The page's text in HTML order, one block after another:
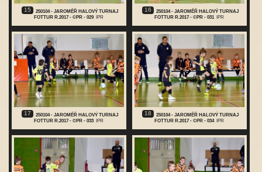
15
250104 - JAROMĚŘ HALOVÝ TURNAJ
FOTTUR R.2017 - ©PR - 029 IPR
16
250104 - JAROMĚŘ HALOVÝ TURNAJ
FOTTUR R.2017 - ©PR - 031 IPR
17
250104 - JAROMĚŘ HALOVÝ TURNAJ
FOTTUR R.2017 - ©PR - 033
IPR
18
250104 - JAROMĚŘ HALOVÝ TURNAJ
FOTTUR R.2017 - ©PR - 034
IPR